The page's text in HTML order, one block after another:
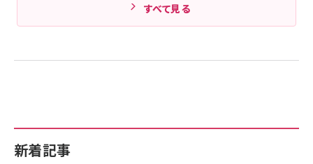
新着記事
すべて見る